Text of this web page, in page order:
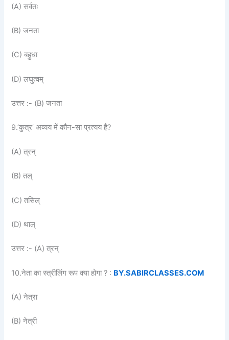
(A) सर्वतः
(B) जनता
(C) बहुधा
(D) लघुत्वम्
उत्तर :- (B) जनता
9.’कुत्र’ अव्यय में कौन-सा प्रत्यय है?
(A) त्रन्
(B) तल्
(C) तसिल्
(D) थाल्
उत्तर :- (A) त्रन्
10.नेता का स्त्रीलिंग रूप क्या होगा ? : BY.SABIRCLASSES.COM
(A) नेत्रा
(B) नेत्री